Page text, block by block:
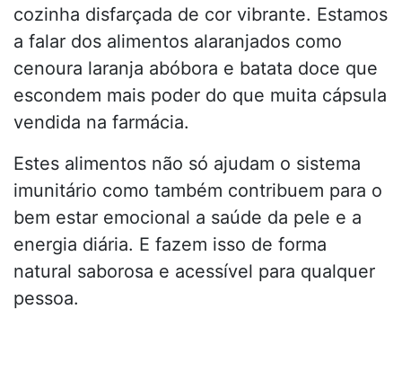
cozinha disfarçada de cor vibrante. Estamos
a falar dos alimentos alaranjados como
cenoura laranja abóbora e batata doce que
escondem mais poder do que muita cápsula
vendida na farmácia.
Estes alimentos não só ajudam o sistema
imunitário como também contribuem para o
bem estar emocional a saúde da pele e a
energia diária. E fazem isso de forma
natural saborosa e acessível para qualquer
pessoa.